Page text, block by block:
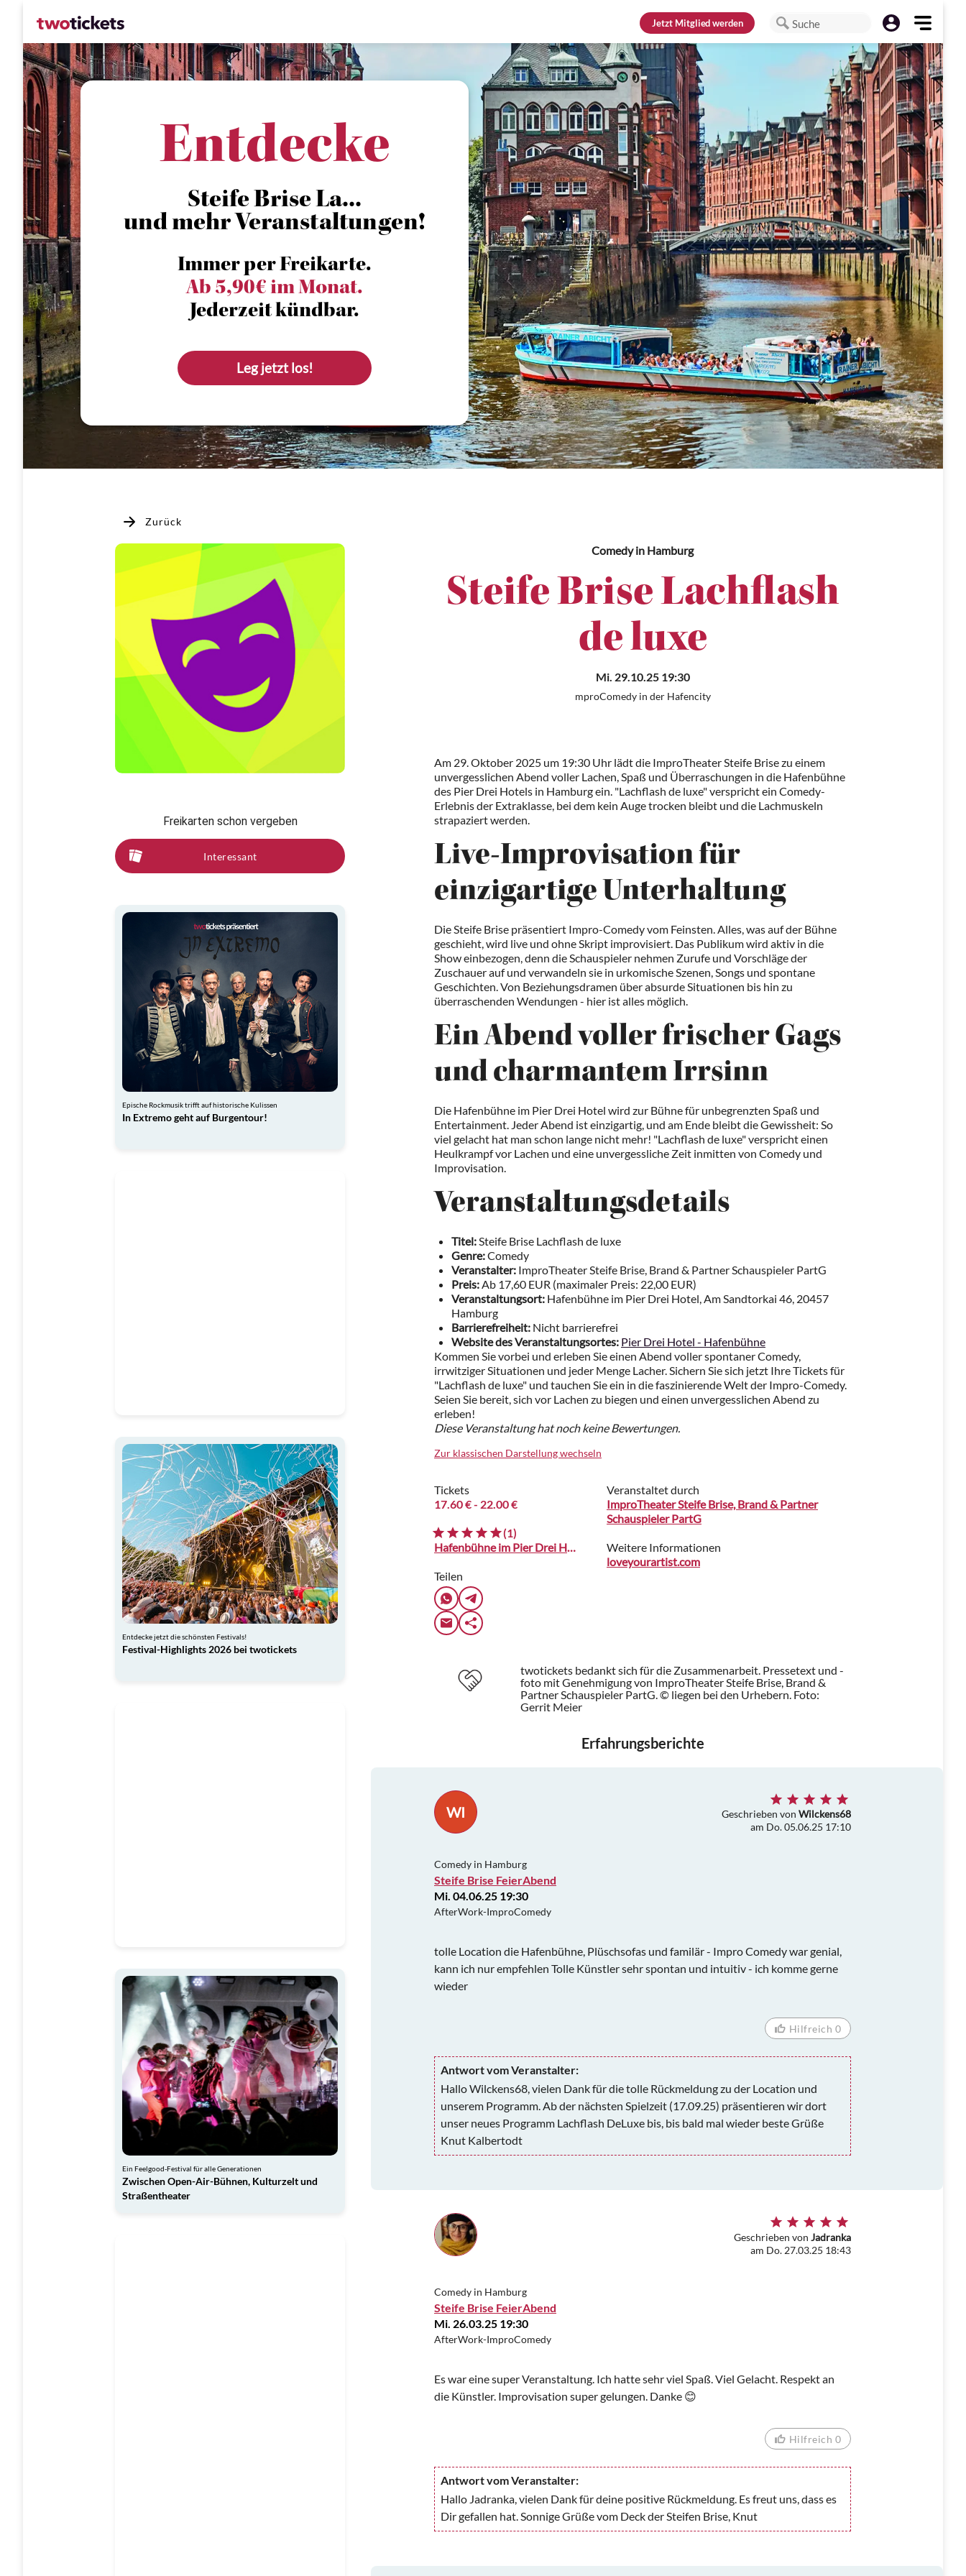
JetztMitglied werden Suche
Entdecke
Steife Brise La...
und mehr Veranstaltungen!
Immer per Freikarte.
Ab 5,90€ im Monat.
Jederzeit kündbar.
Leg jetzt los!
Zurück
Freikarten schon vergeben
Interessant
Epische Rockmusik trifft auf historische Kulissen
In Extremo geht auf Burgentour!
Entdecke jetzt die schönsten Festivals!
Festival-Highlights 2026 bei twotickets
Ein Feelgood-Festival für alle Generationen
Zwischen Open-Air-Bühnen, Kulturzelt und
Straßentheater
Comedyin Hamburg
Steife Brise Lachflash
de luxe
Mi. 29.10.25 19:30
mproComedy in der Hafencity
Am 29. Oktober 2025 um 19:30 Uhr lädt die ImproTheater Steife Brise zu einem
unvergesslichen Abend voller Lachen, Spaß und Überraschungen in die Hafenbühne
des Pier Drei Hotels in Hamburg ein. "Lachflash de luxe" verspricht ein Comedy-
Erlebnis der Extraklasse, bei dem kein Auge trocken bleibt und die Lachmuskeln
strapaziert werden.
Live-Improvisation für
einzigartige Unterhaltung
Die Steife Brise präsentiert Impro-Comedy vom Feinsten. Alles, was auf der Bühne
geschieht, wird live und ohne Skript improvisiert. Das Publikum wird aktiv in die
Show einbezogen, denn die Schauspieler nehmen Zurufe und Vorschläge der
Zuschauer auf und verwandeln sie in urkomische Szenen, Songs und spontane
Geschichten. Von Beziehungsdramen über absurde Situationen bis hin zu
überraschenden Wendungen - hier ist alles möglich.
Ein Abend voller frischer Gags
und charmantem Irrsinn
Die Hafenbühne im Pier Drei Hotel wird zur Bühne für unbegrenzten Spaß und
Entertainment. Jeder Abend ist einzigartig, und am Ende bleibt die Gewissheit: So
viel gelacht hat man schon lange nicht mehr! "Lachflash de luxe" verspricht einen
Heulkrampf vor Lachen und eine unvergessliche Zeit inmitten von Comedy und
Improvisation.
Veranstaltungsdetails
Titel:Steife Brise Lachflash de luxe
Genre:Comedy
Veranstalter: ImproTheater Steife Brise, Brand & Partner Schauspieler PartG
Preis:Ab 17,60 EUR (maximaler Preis: 22,00 EUR)
Veranstaltungsort: Hafenbühne im Pier Drei Hotel, Am Sandtorkai 46, 20457
Hamburg
Barrierefreiheit: Nicht barrierefrei
Website des Veranstaltungsortes: Pier Drei Hotel - Hafenbühne
Kommen Sie vorbei und erleben Sie einen Abend voller spontaner Comedy,
irrwitziger Situationen und jeder Menge Lacher. Sichern Sie sich jetzt Ihre Tickets für
"Lachflash de luxe" und tauchen Sie ein in die faszinierende Welt der Impro-Comedy.
Seien Sie bereit, sich vor Lachen zu biegen und einen unvergesslichen Abend zu
erleben!
Diese Veranstaltung hat noch keine Bewertungen.
Zur klassischen Darstellung wechseln
Tickets
17.60 €- 22.00 €
(1)
Hafenbühne im Pier Drei Hotel
Veranstaltet durch
ImproTheater Steife Brise, Brand & Partner
Schauspieler PartG
Weitere Informationen
loveyourartist.com
Teilen
twotickets bedankt sich für die Zusammenarbeit. Pressetext und -
foto mit Genehmigung von ImproTheater Steife Brise, Brand &
Partner Schauspieler PartG. © liegen bei den Urhebern. Foto:
Gerrit Meier
Erfahrungsberichte
WI Geschrieben von Wilckens68
am Do. 05.06.25 17:10
Comedy in Hamburg
Steife Brise FeierAbend
Mi. 04.06.25 19:30
AfterWork-ImproComedy
tolle Location die Hafenbühne, Plüschsofas und familär - Impro Comedy war genial,
kann ich nur empfehlen Tolle Künstler sehr spontan und intuitiv - ich komme gerne
wieder
Hilfreich 0
Antwort vom Veranstalter:
Hallo Wilckens68, vielen Dank für die tolle Rückmeldung zu der Location und
unserem Programm. Ab der nächsten Spielzeit (17.09.25) präsentieren wir dort
unser neues Programm Lachflash DeLuxe bis, bis bald mal wieder beste Grüße
Knut Kalbertodt
Geschrieben von Jadranka
am Do. 27.03.25 18:43
Comedy in Hamburg
Steife Brise FeierAbend
Mi. 26.03.25 19:30
AfterWork-ImproComedy
Es war eine super Veranstaltung. Ich hatte sehr viel Spaß. Viel Gelacht. Respekt an
die Künstler. Improvisation super gelungen. Danke 😊
Hilfreich 0
Antwort vom Veranstalter:
Hallo Jadranka, vielen Dank für deine positive Rückmeldung. Es freut uns, dass es
Dir gefallen hat. Sonnige Grüße vom Deck der Steifen Brise, Knut